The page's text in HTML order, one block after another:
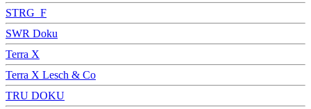
STRG_F
SWR Doku
Terra X
Terra X Lesch & Co
TRU DOKU